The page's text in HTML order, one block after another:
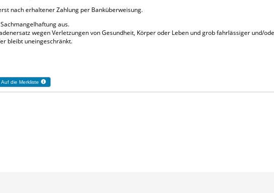
nach erhaltener Zahlung per Banküberweisung.
aus.
wegen Verletzungen von Gesundheit, Körper oder Leben und grob fahr­lässiger und/
bleibt uneinge­schränkt.
Auf die Merkliste